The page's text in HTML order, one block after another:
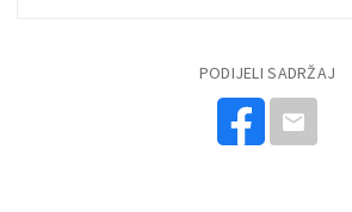
PODIJELI SADRŽAJ